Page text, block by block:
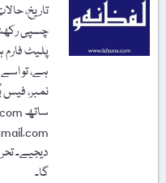
تاریخ،
چسپی
پلیٹ فارم
ہے، تو اسے
نمبر، فیس
دیجیے۔
گا۔